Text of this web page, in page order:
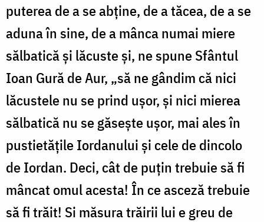
puterea de a se abţine, de a tăcea, de a se
aduna în sine, de a mânca numai miere
sălbatică şi lăcuste şi, ne spune Sfântul
Ioan Gură de Aur, „să ne gândim că nici
lăcustele nu se prind uşor, și nici mierea
sălbatică nu se găseşte uşor, mai ales în
pustietăţile Iordanului şi cele de dincolo
de Iordan. Deci, cât de puţin trebuie să fi
mâncat omul acesta! În ce asceză trebuie
să fi trăit! Si măsura trăirii lui e greu de